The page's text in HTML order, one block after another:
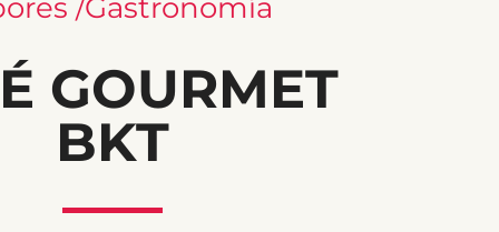
/Gastronomía
GOURMET
BKT